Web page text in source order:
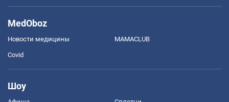
MedOboz
Новости медицины MAMACLUB
Covid
Шоу